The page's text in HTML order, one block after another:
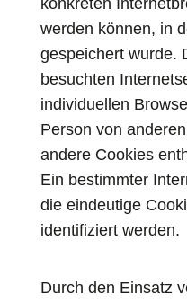
konkreten
werden können, in
gespeichert wurde.
besuchten
individuellen
Person von
andere Cookies
Ein bestimmter
die eindeutige
identifiziert werden.
Durch den Einsatz